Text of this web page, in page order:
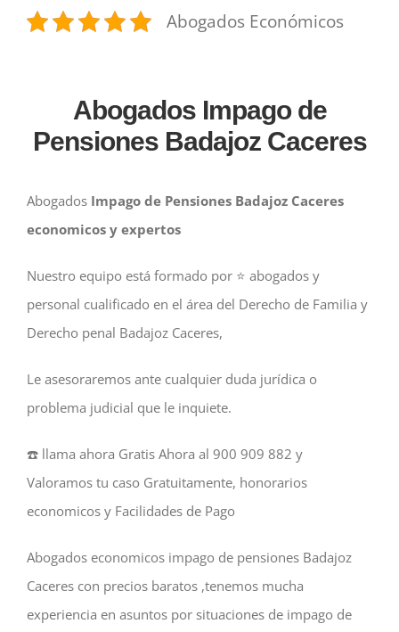
Abogados Económicos
Abogados Impago de
Pensiones Badajoz Caceres
Abogados Impago de Pensiones Badajoz Caceres
economicos y expertos
Nuestro equipo está formado por ⭐️ abogados y
personal cualificado en el área del Derecho de Familia y
Derecho penal Badajoz Caceres,
Le asesoraremos ante cualquier duda jurídica o
problema judicial que le inquiete.
☎️ llama ahora Gratis Ahora al 900 909 882 y
Valoramos tu caso Gratuitamente, honorarios
economicos y Facilidades de Pago
Abogados economicos impago de pensiones Badajoz
Caceres con precios baratos ,tenemos mucha
experiencia en asuntos por situaciones de impago de